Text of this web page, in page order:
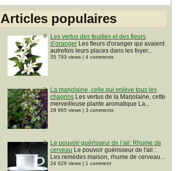
Articles populaires
Les vertus des feuilles et des fleurs
d’oranger Les fleurs d'oranger qui avaient
autrefois leurs places dans les foyer...
35 793 views | 4 comments
La marjolaine, celle qui enlève tous les
chagrins Les vertus de la Marjolaine, cette
merveilleuse plante aromatique La...
28 865 views | 3 comments
Le pouvoir guérisseur de l’ail: Rhume de
cerveau Le pouvoir guérisseur de l'ail :
Les remèdes maison, rhume de cerveau...
24 626 views | 1 comment